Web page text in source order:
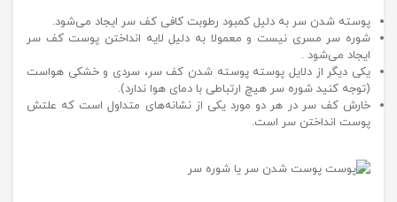
پوسته شدن سر به دلیل کمبود رطوبت کافی کف سر ایجاد می‌شود.
شوره سر مسری نیست و معمولا به دلیل لایه انداختن پوست کف سر
ایجاد می‌شود .
یکی دیگر از دلایل پوسته پوسته شدن کف سر، سردی و خشکی هواست
(توجه کنید شوره سر هیچ ارتباطی با دمای هوا ندارد).
خارش کف سر در هر دو مورد یکی از نشانه‌های متداول است که علتش
پوست انداختن سر است.